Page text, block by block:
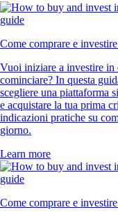
Come comprare e
Vuoi iniziare a investire in
cominciare? In questa
scegliere una piattaforma
e acquistare la tua prima
indicazioni pratiche su
giorno.
Learn more
Come comprare e